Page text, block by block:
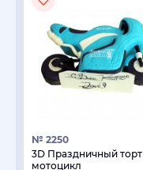
№ 2250
3D Праздничный торт
мотоцикл